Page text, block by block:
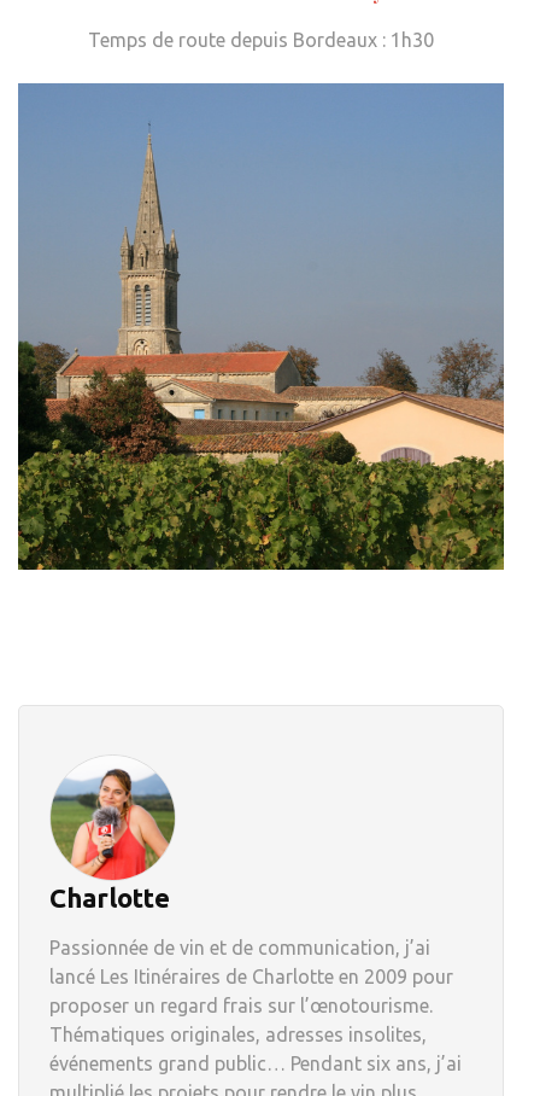
Temps de route depuis Bordeaux : 1h30
Charlotte
Passionnée de vin et de communication, j’ai
lancé Les Itinéraires de Charlotte en 2009 pour
proposer un regard frais sur l’œnotourisme.
Thématiques originales, adresses insolites,
événements grand public… Pendant six ans, j’ai